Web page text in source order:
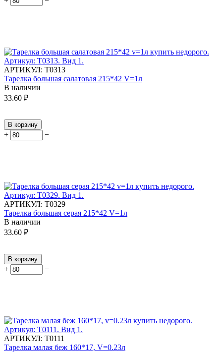
АРТИКУЛ: Т0313
Тарелка большая салатовая 215*42 V=1л
В наличии
33.60 ₽
В корзину
+ −
АРТИКУЛ: Т0329
Тарелка большая серая 215*42 V=1л
В наличии
33.60 ₽
В корзину
+ −
АРТИКУЛ: Т0111
Тарелка малая беж 160*17, V=0.23л